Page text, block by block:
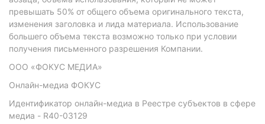
превышать 50% от общего объема оригинального текста,
изменения заголовка и лида материала. Использование
большего объема текста возможно только при условии
получения письменного разрешения Компании.
ООО «ФОКУС МЕДИА»
Онлайн-медиа ФОКУС
Идентификатор онлайн-медиа в Реестре субъектов в сфере
медиа - R40-03129